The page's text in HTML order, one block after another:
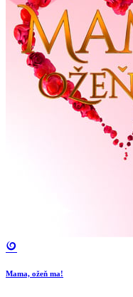
Mama, ožeň ma!